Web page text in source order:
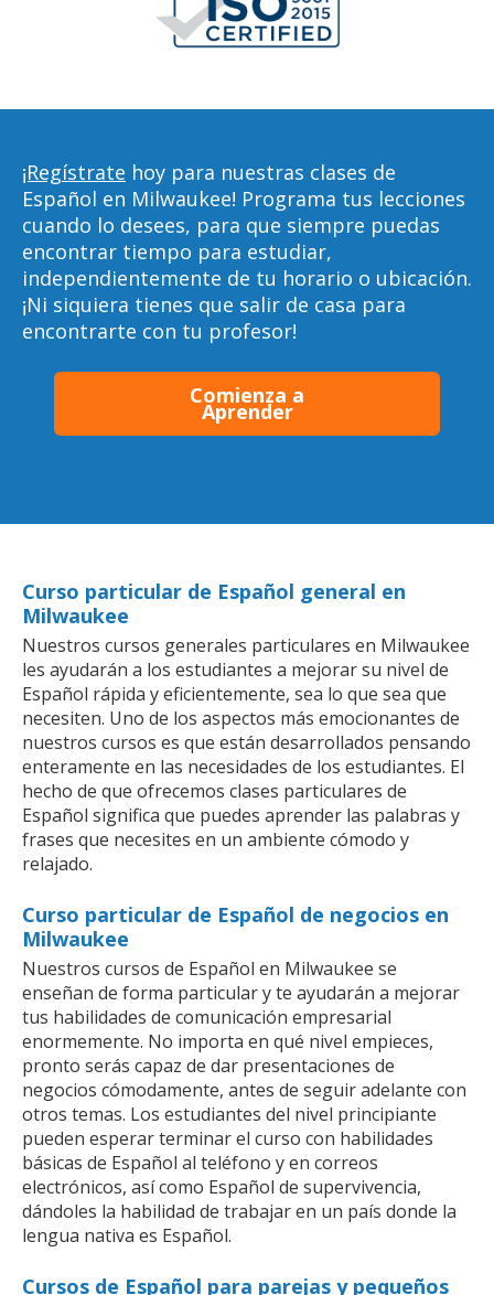
¡Regístrate hoy para nuestras clases de
Español en Milwaukee! Programa tus lecciones
cuando lo desees, para que siempre puedas
encontrar tiempo para estudiar,
independientemente de tu horario o ubicación.
¡Ni siquiera tienes que salir de casa para
encontrarte con tu profesor!
Comienza a
Aprender
Curso particular de Español general en
Milwaukee
Nuestros cursos generales particulares en Milwaukee
les ayudarán a los estudiantes a mejorar su nivel de
Español rápida y eficientemente, sea lo que sea que
necesiten. Uno de los aspectos más emocionantes de
nuestros cursos es que están desarrollados pensando
enteramente en las necesidades de los estudiantes. El
hecho de que ofrecemos clases particulares de
Español significa que puedes aprender las palabras y
frases que necesites en un ambiente cómodo y
relajado.
Curso particular de Español de negocios en
Milwaukee
Nuestros cursos de Español en Milwaukee se
enseñan de forma particular y te ayudarán a mejorar
tus habilidades de comunicación empresarial
enormemente. No importa en qué nivel empieces,
pronto serás capaz de dar presentaciones de
negocios cómodamente, antes de seguir adelante con
otros temas. Los estudiantes del nivel principiante
pueden esperar terminar el curso con habilidades
básicas de Español al teléfono y en correos
electrónicos, así como Español de supervivencia,
dándoles la habilidad de trabajar en un país donde la
lengua nativa es Español.
Cursos de Español para parejas y pequeños